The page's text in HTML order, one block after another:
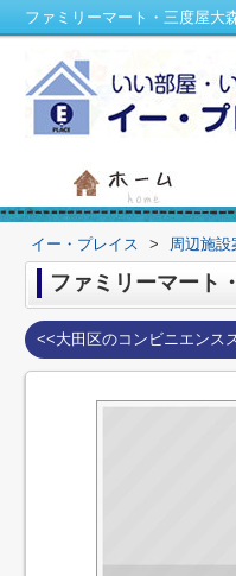
ファミリーマート・三度屋大
イー・プレイス > 周辺施設
ファミリーマート
<<大田区のコンビニエンス